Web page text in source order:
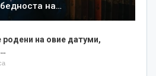
на…
родени на овие датуми,